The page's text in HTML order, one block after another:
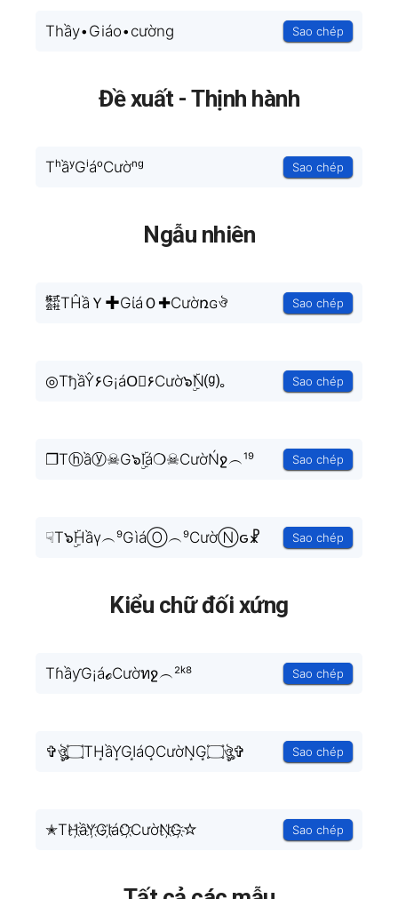
Thầy•Giáo•cường Sao chép
Đề xuất - Thịnh hành
TʰầʸGⁱáᵒCườⁿᵍ Sao chép
Ngẫu nhiên
㍿TĤầＹ✚GίáＯ✚Cườռɢঔ Sao chép
◎TђầŶ۶G¡áO⃟۶Cườ๖ۣۜN⒢｡ Sao chép
❐Tⓗầⓨ☠G๖ۣۜIá❍☠CườŃջ︵¹⁹ Sao chép
☟T๖ۣۜHầγ︵⁹GìáⓄ︵⁹CườⓃԍ☧ Sao chép
Kiểu chữ đối xứng
TɦầƴG¡áℴCườทջ︵²ᵏ⁸ Sao chép
✞ঔৣ۝TH͙ầY͙GI͙áO͙CườN͙G͙۝ঔৣ✞ Sao chép
✭TH҉ầY҉GI҉áO҉CườN҉G҉☆ Sao chép